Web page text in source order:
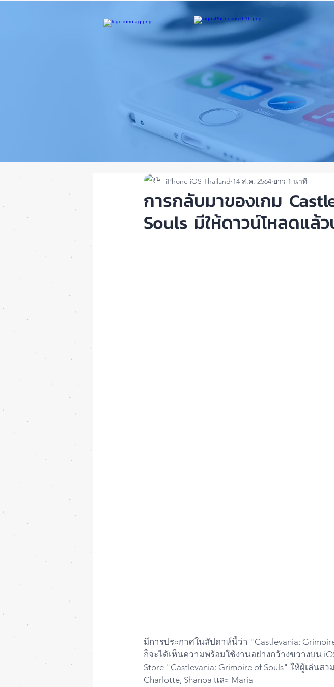
การกลับมาของเกม
Souls มีให้ดาวน์โหลดแล้
iPhone iOS Thailand 14 ส.ค. 2564 ยาว 1 นาที
มีการประกาศในสัปดาห์นี้ว่า "Castlevania:
ก็จะได้เห็นความพร้อมใช้งานอย่างกว้างขวางบน
Store "Castlevania: Grimoire of Souls" ให้ผู้เล่นส
Charlotte, Shanoa และ Maria